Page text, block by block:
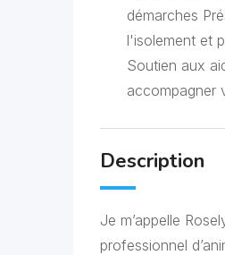
démarches
l'isolement et
Soutien aux
accompagner
Description
Je m’appelle
professionnel